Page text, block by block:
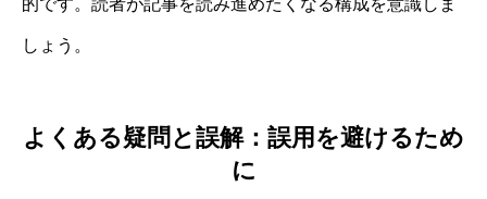
的です。読者が記事を読み進めたくなる構成を意識しま
しょう。
よくある疑問と誤解：誤用を避けるため
に